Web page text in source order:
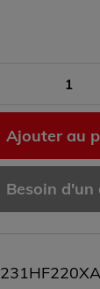
Ajouter au
Besoin d'un